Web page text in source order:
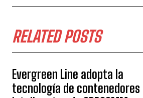
RELATED POSTS
Evergreen Line adopta la
tecnología de contenedores